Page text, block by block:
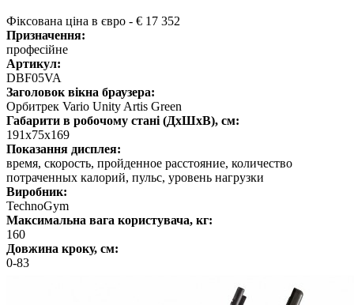
Фіксована ціна в євро - € 17 352
Призначення:
професійне
Артикул:
DBF05VA
Заголовок вікна браузера:
Орбитрек Vario Unity Artis Green
Габарити в робочому стані (ДхШхВ), см:
191x75x169
Показання дисплея:
время, скорость, пройденное расстояние, количество
потраченных калорий, пульс, уровень нагрузки
Виробник:
TechnoGym
Максимальна вага користувача, кг:
160
Довжина кроку, см:
0-83